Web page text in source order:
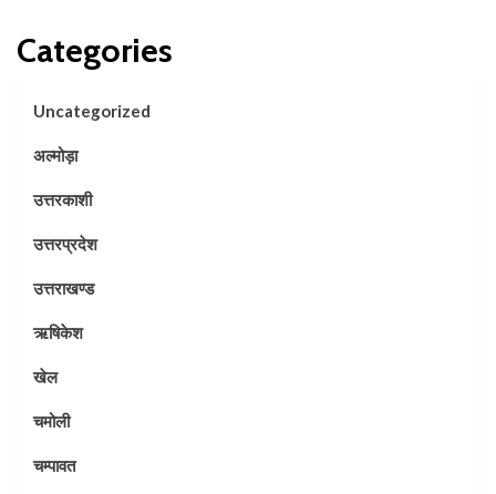
Categories
Uncategorized
अल्मोड़ा
उत्तरकाशी
उत्तरप्रदेश
उत्तराखण्ड
ऋषिकेश
खेल
चमोली
चम्पावत